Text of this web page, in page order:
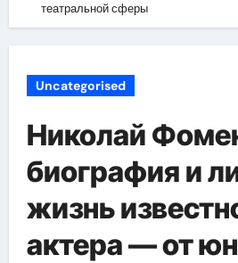
театральной сферы
Uncategorised
Николай
биография и
жизнь
актера — от